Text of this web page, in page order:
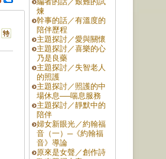
煉
幹事的話／有溫度的
陪伴歷程
主題探討／愛與關懷
主題探討／喜樂的心
乃是良藥
主題探討／失智老人
的照護
主題探討／照護的中
場休息──喘息服務
主題探討／靜默中的
陪伴
婦女新眼光／約翰福
音（一）─《約翰福
音》導論
原來是女聲／創作詩